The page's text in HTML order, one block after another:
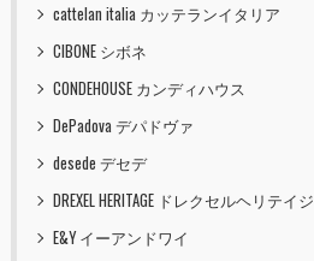
cattelan italia カッテランイタリア
CIBONE シボネ
CONDEHOUSE カンディハウス
DePadova デパドヴァ
desede デセデ
DREXEL HERITAGE ドレクセルヘリテイジ
E&Y イーアンドワイ